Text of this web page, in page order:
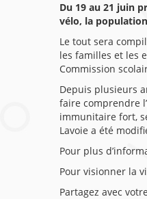
Du 19 au 21 juin
vélo, la
Le tout sera
les familles et les
Commission
Depuis plusieurs
faire comprendre
immunitaire fort,
Lavoie a été
Pour plus
Pour visionner la
Partagez avec